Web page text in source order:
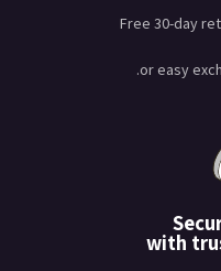
Free 30-day
or easy
with